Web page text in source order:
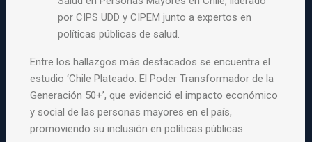
por CIPS UDD y CIPEM junto a expertos en
políticas públicas de salud.
Entre los hallazgos más destacados se encuentra el
estudio ‘Chile Plateado: El Poder Transformador de la
Generación 50+’, que evidenció el impacto económico
y social de las personas mayores en el país,
promoviendo su inclusión en políticas públicas.